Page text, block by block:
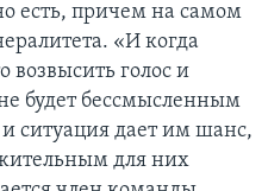
есть, причем на самом
«И когда
возвысить голос и
будет бессмысленным
ситуация дает им шанс,
для них